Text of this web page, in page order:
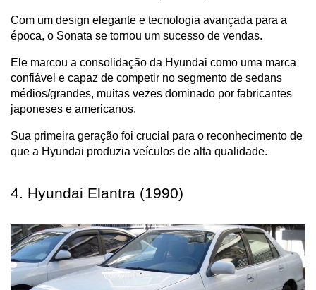
Com um design elegante e tecnologia avançada para a
época, o Sonata se tornou um sucesso de vendas.
Ele marcou a consolidação da Hyundai como uma marca
confiável e capaz de competir no segmento de sedans
médios/grandes, muitas vezes dominado por fabricantes
japoneses e americanos.
Sua primeira geração foi crucial para o reconhecimento de
que a Hyundai produzia veículos de alta qualidade.
4. Hyundai Elantra (1990)